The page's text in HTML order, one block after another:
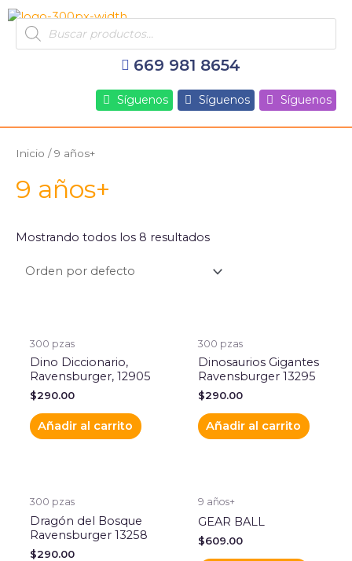
al
contenido
Products
search
669 981 8654
Síguenos Síguenos Síguenos
Inicio / 9 años+
9 años+
Mostrando todos los 8 resultados
300 pzas
Dino Diccionario,
Ravensburger, 12905
$290.00
Añadir al carrito
300 pzas
Dinosaurios Gigantes
Ravensburger 13295
$290.00
Añadir al carrito
300 pzas
Dragón del Bosque
Ravensburger 13258
$290.00
9 años+
GEAR BALL
$609.00